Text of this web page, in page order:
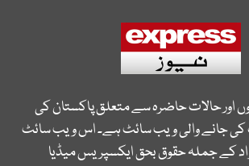
اور حالات حاضرہ سے متعلق پاکستان کی
جانے والی ویب سائٹ ہے۔ اس ویب سائٹ
کے جملہ حقوق بحق ایکسپریس میڈیا